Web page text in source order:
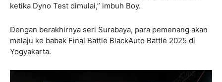
ketika Dyno Test dimulai,” imbuh Boy.
Dengan berakhirnya seri Surabaya, para pemenang akan
melaju ke babak Final Battle BlackAuto Battle 2025 di
Yogyakarta.